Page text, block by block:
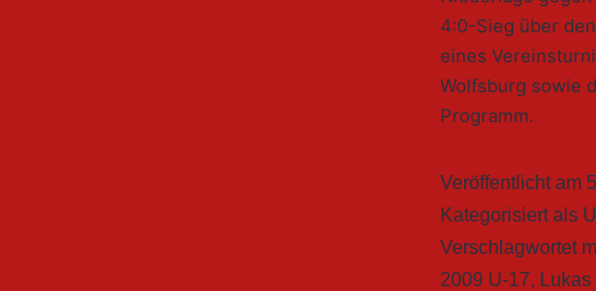
4:0-Sieg über
eines
Wolfsburg sowie
Programm.
Veröffentlicht am
Kategorisiert als
Verschlagwortet
2009 U-17,